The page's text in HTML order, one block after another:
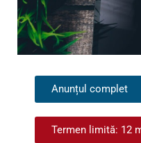
Anunțul complet
Termen limită: 12